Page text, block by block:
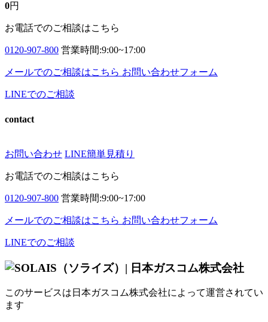
0円
お電話でのご相談はこちら
0120-907-800 営業時間:9:00~17:00
メールでのご相談はこちら お問い合わせフォーム
LINEでのご相談
contact
お問い合わせ LINE簡単見積り
お電話でのご相談はこちら
0120-907-800 営業時間:9:00~17:00
メールでのご相談はこちら お問い合わせフォーム
LINEでのご相談
このサービスは日本ガスコム株式会社によって運営されてい
ます